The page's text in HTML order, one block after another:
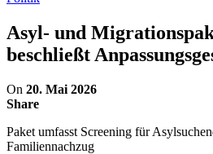
Asyl- und
beschließt
On 20. Mai 2026
Share
Paket umfasst Screening für
Familiennachzug